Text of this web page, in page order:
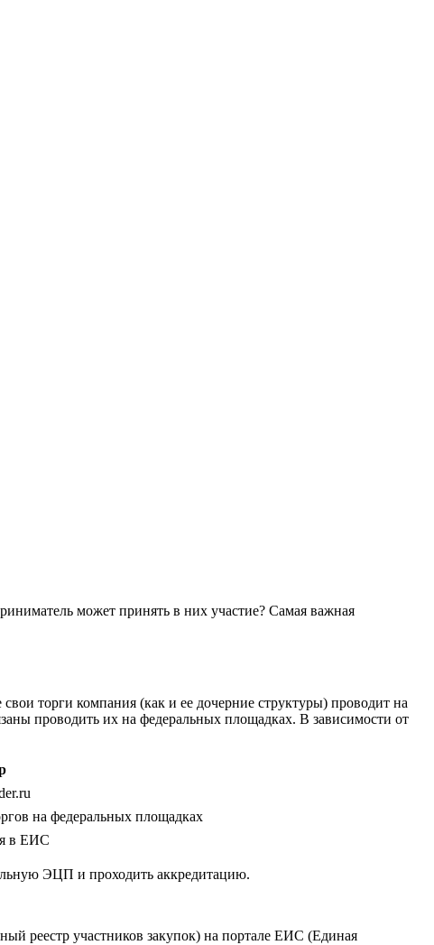
может принять в них участие? Самая важная
торги компания (как и ее дочерние структуры) проводит на
проводить их на федеральных площадках. В зависимости от
на федеральных площадках
в ЕИС
ЭЦП и проходить аккредитацию.
реестр участников закупок) на портале ЕИС (Единая